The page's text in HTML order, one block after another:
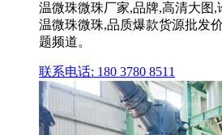
温微珠微珠厂家,品牌,高清大图,
温微珠微珠,品质爆款货源批发
题频道。
联系电话: 180 3780 8511